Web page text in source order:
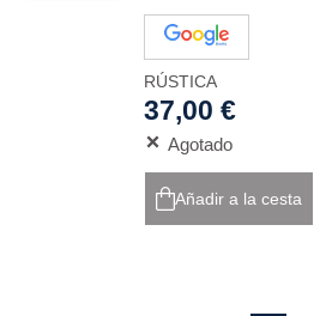
RÚSTICA
37,00 €
Agotado
Añadir a la cesta